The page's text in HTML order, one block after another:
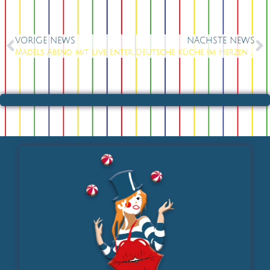
VORIGE NEWS
Mädels Abend mit Live Entertainment
NÄCHSTE NEWS
Deutsche Küche im Herzen vom Berlin